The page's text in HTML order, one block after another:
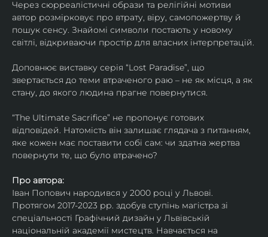
Через сюрреалістичні образи та релігійні мотиви
автор розмірковує про втрату, віру, самопожертву й
пошук сенсу. Знайомі символи постають у новому
світлі, відкриваючи простір для власних інтерпретацій.
Доповнює виставку серія “Lost Paradise”, що
звертається до теми втраченого раю – не як місця, а як
стану, до якого людина прагне повернутися.
“The Ultimate Sacrifice” не пропонує готових
відповідей. Натомість він залишає глядача з питанням,
яке кожен має поставити собі сам: чи здатна жертва
повернути те, що було втрачено?
Про автора:
Іван Попович народився у 2000 році у Львові.
Протягом 2017-2023 рр. здобув ступінь магістра зі
спеціальності Графічний дизайн у Львівській
національній академії мистецтв. Навчається на